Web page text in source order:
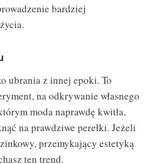
bardziej
ubrania z innej epoki. To
na odkrywanie własnego
moda naprawdę kwitła,
na prawdziwe perełki. Jeżeli
przemykający estetyką
ten trend.